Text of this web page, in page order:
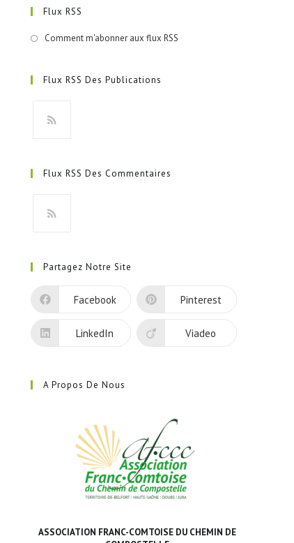
Flux RSS
Comment m'abonner aux flux RSS
Flux RSS Des Publications
un
onglet
Flux RSS Des Commentaires
un
nouvel
Partagez Notre Site
Facebook Pinterest
LinkedIn Viadeo
A Propos De Nous
ASSOCIATION FRANC-COMTOISE DU CHEMIN DE